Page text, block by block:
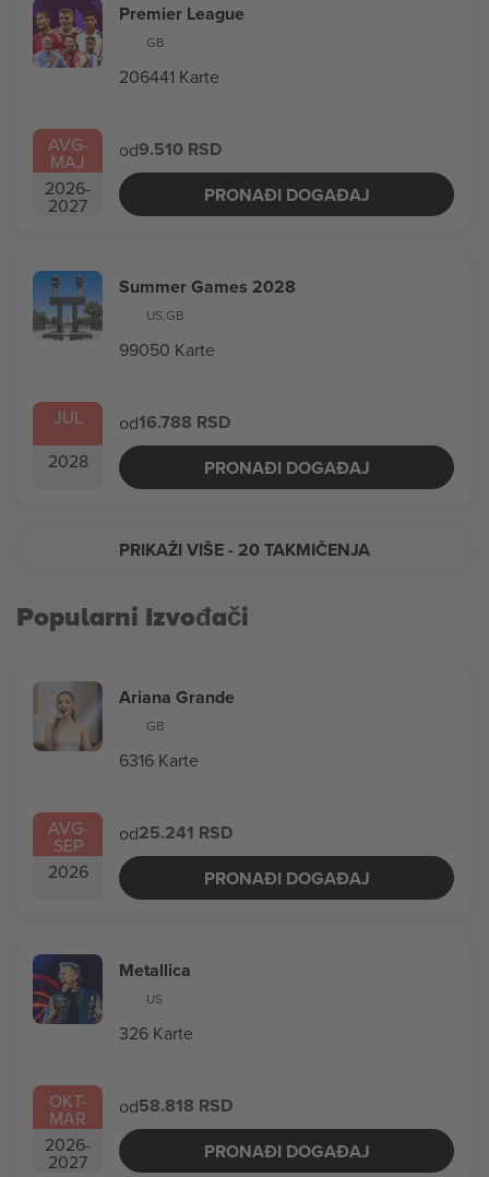
AVG-
MAJ
2026-
2027
Premier League
GB
206441 Karte
od9.510 RSD
PRONAĐI DOGAĐAJ
JUL
2028
Summer Games 2028
US,GB
99050 Karte
od16.788 RSD
PRONAĐI DOGAĐAJ
PRIKAŽI VIŠE- 20 TAKMIČENJA
Popularni Izvođači
AVG-
SEP
2026
Ariana Grande
GB
6316 Karte
od25.241 RSD
PRONAĐI DOGAĐAJ
OKT-
MAR
2026-
2027
Metallica
US
326 Karte
od58.818 RSD
PRONAĐI DOGAĐAJ